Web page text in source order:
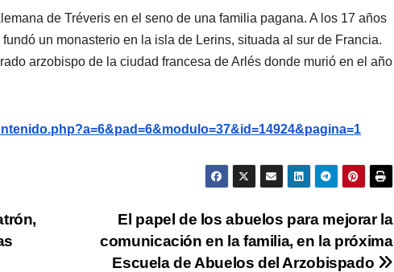
de Tréveris en el seno de una familia pagana. A los 17 años
un monasterio en la isla de Lerins, situada al sur de Francia.
arzobispo de la ciudad francesa de Arlés donde murió en el año
El papel de los abuelos para mejorar la
comunicación en la familia, en la próxima
Escuela de Abuelos del Arzobispado